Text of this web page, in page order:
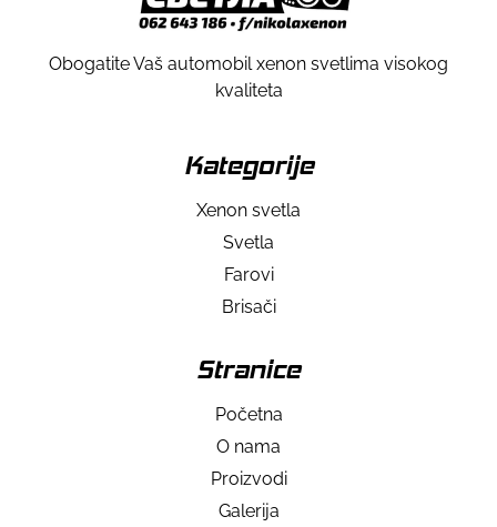
Obogatite Vaš automobil xenon svetlima visokog
kvaliteta
Kategorije
Xenon svetla
Svetla
Farovi
Brisači
Stranice
Početna
O nama
Proizvodi
Galerija